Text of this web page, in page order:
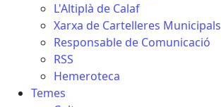
L'Altiplà de Calaf
Xarxa de Cartelleres Municipals
Responsable de Comunicació
RSS
Hemeroteca
Temes